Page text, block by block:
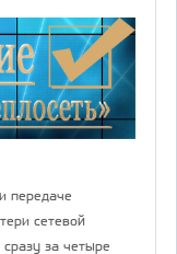
передаче
сетевой
сразу за четыре